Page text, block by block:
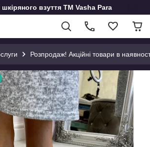
шкіряного взуття ТМ Vasha Para
Розпродаж! Акційні товари в